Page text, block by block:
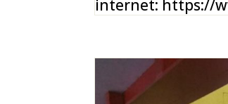
internet: https://